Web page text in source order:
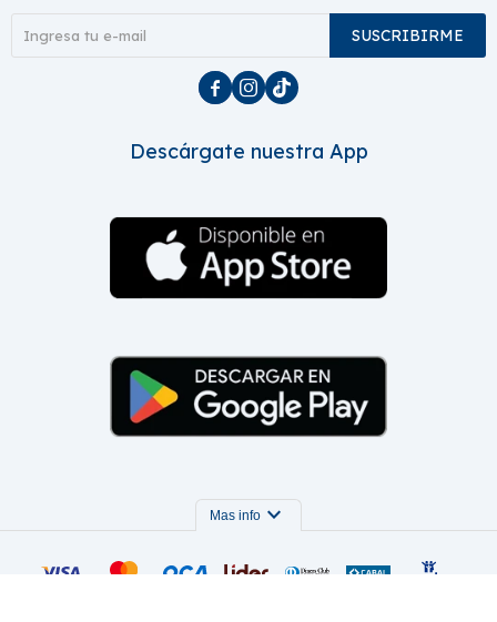
SUSCRIBIRME
  
Descárgate nuestra App
Mas info expand_more